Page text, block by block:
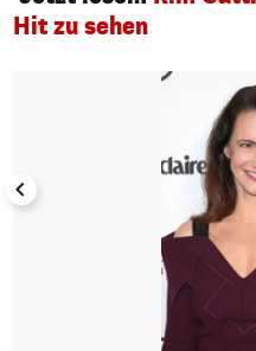
Hit zu sehen
1/6